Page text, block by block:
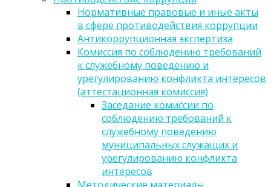
Нормативные правовые и иные акты
в сфере противодействия коррупции
Антикоррупционная экспертиза
Комиссия по соблюдению требований
к служебному поведению и
урегулированию конфликта интересов
(аттестационная комиссия)
Заседание комиссии по
соблюдению требований к
служебному поведению
муниципальных служащих и
урегулированию конфликта
интересов